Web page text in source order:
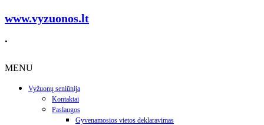
www.vyzuonos.lt
.
MENU
Vyžuonų seniūnija
Kontaktai
Paslaugos
Gyvenamosios vietos deklaravimas